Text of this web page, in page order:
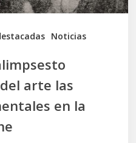
Noticias
arte las
en la